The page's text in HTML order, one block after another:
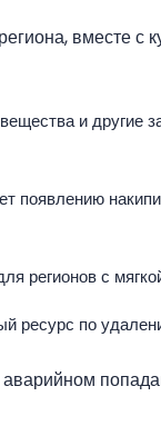
вместе с
и другие
появлению
регионов с
ресурс по